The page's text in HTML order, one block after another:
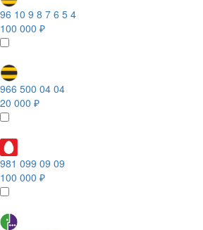
96 10 9 8 7 6 5 4
100 000 ₽
966 500 04 04
20 000 ₽
981 099 09 09
100 000 ₽